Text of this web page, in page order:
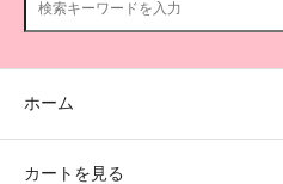
ホーム
カートを見る